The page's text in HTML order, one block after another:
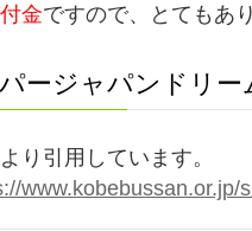
金ですので、とてもあ
パージャパンドリ
り引用しています。